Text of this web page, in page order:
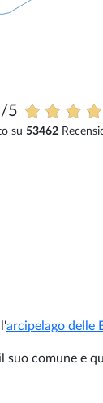
/5
su53462
arcipelago delle
suo comune e